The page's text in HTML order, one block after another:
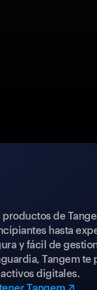
productos de
hasta
y fácil de
Tangem
digitales.
Tangem